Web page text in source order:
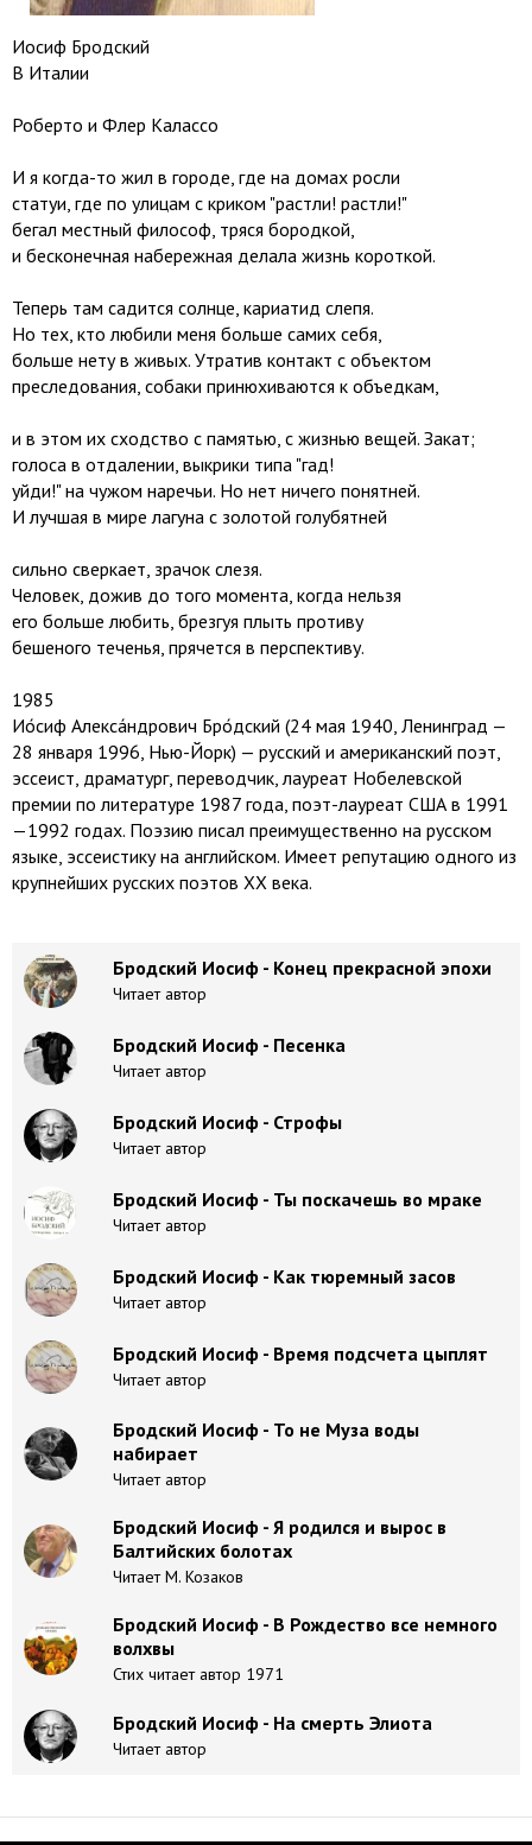
Иосиф Бродский
В Италии
Роберто и Флер Калассо
И я когда-то жил в городе, где на домах росли
статуи, где по улицам с криком "растли! растли!"
бегал местный философ, тряся бородкой,
и бесконечная набережная делала жизнь короткой.
Теперь там садится солнце, кариатид слепя.
Но тех, кто любили меня больше самих себя,
больше нету в живых. Утратив контакт с объектом
преследования, собаки принюхиваются к объедкам,
и в этом их сходство с памятью, с жизнью вещей. Закат;
голоса в отдалении, выкрики типа "гад!
уйди!" на чужом наречьи. Но нет ничего понятней.
И лучшая в мире лагуна с золотой голубятней
сильно сверкает, зрачок слезя.
Человек, дожив до того момента, когда нельзя
его больше любить, брезгуя плыть противу
бешеного теченья, прячется в перспективу.
1985
Ио́сиф Алекса́ндрович Бро́дский (24 мая 1940, Ленинград —
28 января 1996, Нью-Йорк) — русский и американский поэт,
эссеист, драматург, переводчик, лауреат Нобелевской
премии по литературе 1987 года, поэт-лауреат США в 1991
—1992 годах. Поэзию писал преимущественно на русском
языке, эссеистику на английском. Имеет репутацию одного из
крупнейших русских поэтов XX века.
Бродский Иосиф - Конец прекрасной эпохи
Читает автор
Бродский Иосиф - Песенка
Читает автор
Бродский Иосиф - Строфы
Читает автор
Бродский Иосиф - Ты поскачешь во мраке
Читает автор
Бродский Иосиф - Как тюремный засов
Читает автор
Бродский Иосиф - Время подсчета цыплят
Читает автор
Бродский Иосиф - То не Муза воды
набирает
Читает автор
Бродский Иосиф - Я родился и вырос в
Балтийских болотах
Читает М. Козаков
Бродский Иосиф - В Рождество все немного
волхвы
Стих читает автор 1971
Бродский Иосиф - На смерть Элиота
Читает автор